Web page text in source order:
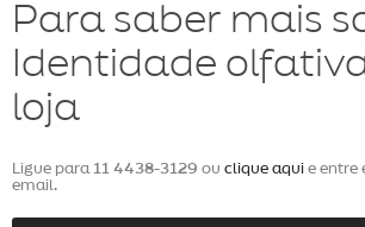
Para saber mais
Identidade
loja
Ligue para 11 4438-3129 ou clique aqui e entre
email.